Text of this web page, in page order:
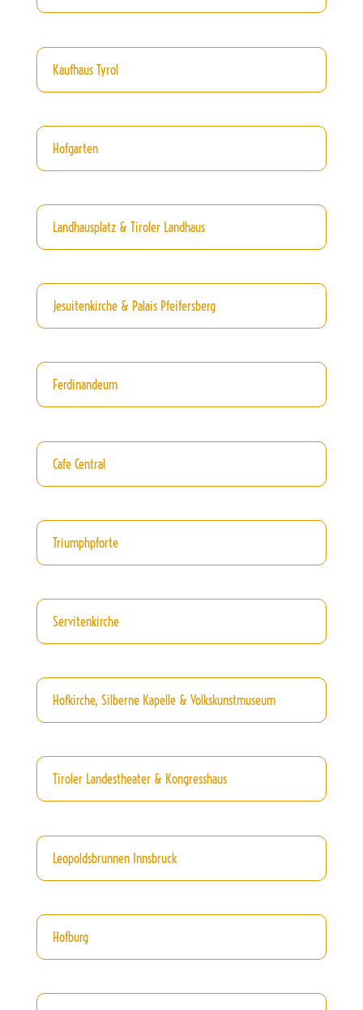
Kaufhaus Tyrol
Hofgarten
Landhausplatz & Tiroler Landhaus
Jesuitenkirche & Palais Pfeifersberg
Ferdinandeum
Cafe Central
Triumphpforte
Servitenkirche
Hofkirche, Silberne Kapelle & Volkskunstmuseum
Tiroler Landestheater & Kongresshaus
Leopoldsbrunnen Innsbruck
Hofburg